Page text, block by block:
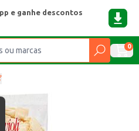
e ganhe descontos
0